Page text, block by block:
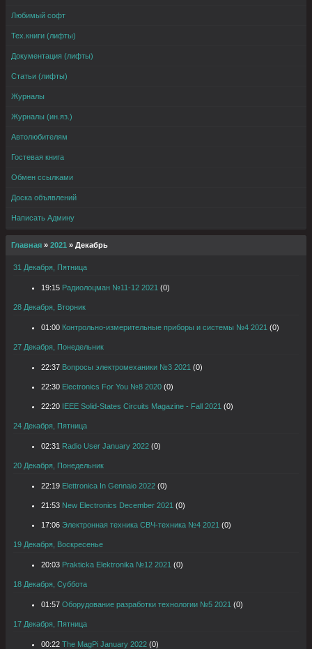
Любимый софт
Тех.книги (лифты)
Документация (лифты)
Статьи (лифты)
Журналы
Журналы (ин.яз.)
Автолюбителям
Гостевая книга
Обмен ссылками
Доска объявлений
Написать Админу
Главная » 2021 » Декабрь
31 Декабря, Пятница
19:15 Радиолоцман №11-12 2021 (0)
28 Декабря, Вторник
01:00 Контрольно-измерительные приборы и системы №4 2021 (0)
27 Декабря, Понедельник
22:37 Вопросы электромеханики №3 2021 (0)
22:30 Electronics For You №8 2020 (0)
22:20 IEEE Solid-States Circuits Magazine - Fall 2021 (0)
24 Декабря, Пятница
02:31 Radio User January 2022 (0)
20 Декабря, Понедельник
22:19 Elettronica In Gennaio 2022 (0)
21:53 New Electronics December 2021 (0)
17:06 Электронная техника СВЧ-техника №4 2021 (0)
19 Декабря, Воскресенье
20:03 Prakticka Elektronika №12 2021 (0)
18 Декабря, Суббота
01:57 Оборудование разработки технологии №5 2021 (0)
17 Декабря, Пятница
00:22 The MagPi January 2022 (0)